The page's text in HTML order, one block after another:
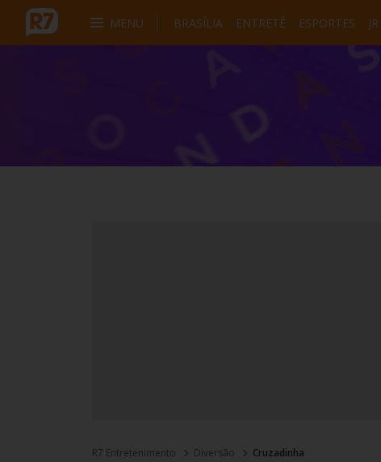
MENU BRASÍLIA ENTRETÊ ESPORTES
R7 Entretenimento Diversão Cruzadinha